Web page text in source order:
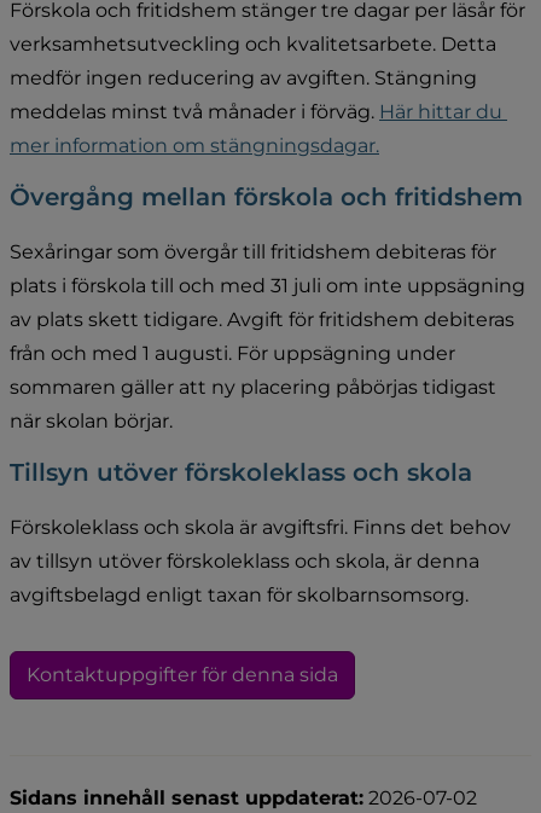
Förskola och fritidshem stänger tre dagar per läsår för
verksamhetsutveckling och kvalitetsarbete. Detta
medför ingen reducering av avgiften. Stängning
meddelas minst två månader i förväg. Här hittar du
mer information om stängningsdagar.
Övergång mellan förskola och fritidshem
Sexåringar som övergår till fritidshem debiteras för
plats i förskola till och med 31 juli om inte uppsägning
av plats skett tidigare. Avgift för fritidshem debiteras
från och med 1 augusti. För uppsägning under
sommaren gäller att ny placering påbörjas tidigast
när skolan börjar.
Tillsyn utöver förskoleklass och skola
Förskoleklass och skola är avgiftsfri. Finns det behov
av tillsyn utöver förskoleklass och skola, är denna
avgiftsbelagd enligt taxan för skolbarnsomsorg.
Kontaktuppgifter för denna sida
Sidans innehåll senast uppdaterat: 2026-07-02